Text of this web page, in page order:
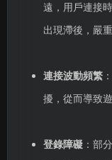
遠，用戶連接
出現滯後，嚴
連接波動頻繁
擾，從而導致
登錄障礙：部